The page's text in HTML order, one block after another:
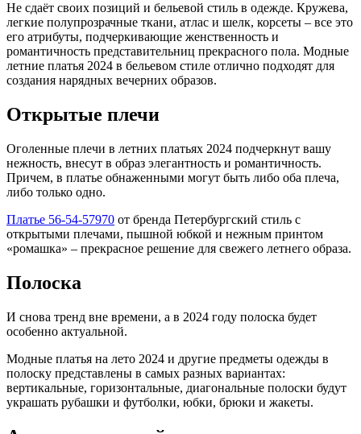
Не сдаёт своих позиций и бельевой стиль в одежде. Кружева,
легкие полупрозрачные ткани, атлас и шелк, корсеты – все это
его атрибуты, подчеркивающие женственность и
романтичность представительниц прекрасного пола. Модные
летние платья 2024 в бельевом стиле отлично подходят для
создания нарядных вечерних образов.
Открытые плечи
Оголенные плечи в летних платьях 2024 подчеркнут вашу
нежность, внесут в образ элегантность и романтичность.
Причем, в платье обнаженными могут быть либо оба плеча,
либо только одно.
Платье 56-54-57970 от бренда Петербургский стиль с
открытыми плечами, пышной юбкой и нежным принтом
«ромашка» – прекрасное решение для свежего летнего образа.
Полоска
И снова тренд вне времени, а в 2024 году полоска будет
особенно актуальной.
Модные платья на лето 2024 и другие предметы одежды в
полоску представлены в самых разных вариантах:
вертикальные, горизонтальные, диагональные полоски будут
украшать рубашки и футболки, юбки, брюки и жакеты.